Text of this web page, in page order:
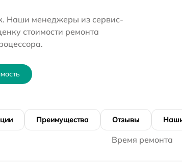
Наши менеджеры из сервис-
стоимости ремонта
Преимущества Отзывы
Время ремонта